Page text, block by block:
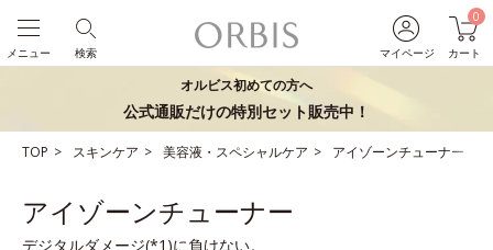
マイページ
0
カート
検索
メニュー
オルビス初めての方へ
公式通販だけの特別セット販売中！
TOP スキンケア 美容液・スペシャルケア アイゾーンチューナー
アイゾーンチューナー
デジタルダメージ(*1)に負けない。